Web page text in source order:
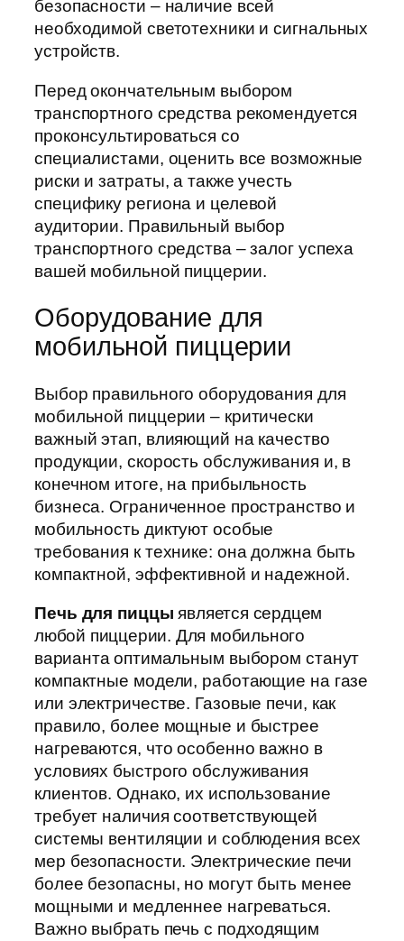
безопасности – наличие всей
необходимой светотехники и сигнальных
устройств.
Перед окончательным выбором
транспортного средства рекомендуется
проконсультироваться со
специалистами, оценить все возможные
риски и затраты, а также учесть
специфику региона и целевой
аудитории. Правильный выбор
транспортного средства – залог успеха
вашей мобильной пиццерии.
Оборудование для
мобильной пиццерии
Выбор правильного оборудования для
мобильной пиццерии – критически
важный этап, влияющий на качество
продукции, скорость обслуживания и, в
конечном итоге, на прибыльность
бизнеса. Ограниченное пространство и
мобильность диктуют особые
требования к технике: она должна быть
компактной, эффективной и надежной.
Печь для пиццы является сердцем
любой пиццерии. Для мобильного
варианта оптимальным выбором станут
компактные модели, работающие на газе
или электричестве. Газовые печи, как
правило, более мощные и быстрее
нагреваются, что особенно важно в
условиях быстрого обслуживания
клиентов. Однако, их использование
требует наличия соответствующей
системы вентиляции и соблюдения всех
мер безопасности. Электрические печи
более безопасны, но могут быть менее
мощными и медленнее нагреваться.
Важно выбрать печь с подходящим